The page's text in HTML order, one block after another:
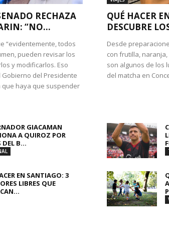
RECHAZA
“NO...
“evidentemente, todos
pueden revisar los
y modificarlos. Eso
del Presidente
que haya que suspender
QUÉ HACER
DESCUBRE
Desde
con frutilla,
son algunos de los
del matcha en
GIACAMAN
A QUIROZ POR
DEL B...
EN SANTIAGO: 3
LIBRES QUE